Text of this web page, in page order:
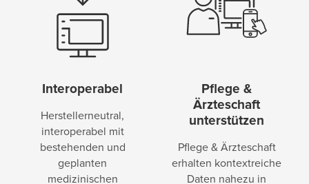
Interoperabel
Herstellerneutral,
interoperabel mit
bestehenden und
geplanten
medizinischen
Pflege &
Ärzteschaft
unterstützen
Pflege & Ärzteschaft
erhalten kontextreiche
Daten nahezu in